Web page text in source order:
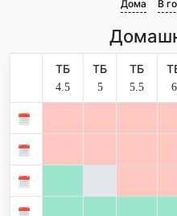
Дома В
ТБ
4.5
ТБ
5
ТБ
5.5
6